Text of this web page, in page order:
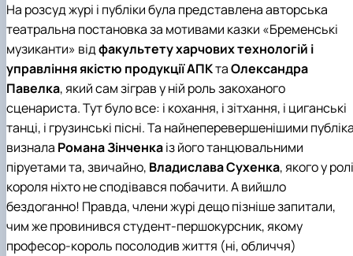
На розсуд журі і публіки була представлена авторська
театральна постановка за мотивами казки «Бременські
музиканти» відфакультету харчових технологій і
управління якістю продукції АПКтаОлександра
Павелка, який сам зіграв у ній роль закоханого
сценариста. Тут було все: і кохання, і зітхання, і циганські
танці, і грузинські пісні. Та найнеперевершенішими
визнала Романа Зінченкаіз його танцювальними
піруетами та, звичайно, Владислава Сухенка, якого у ролі
короля ніхто не сподівався побачити. А вийшло
бездоганно! Правда, члени журі дещо пізніше запитали,
чим же провинився студент-першокурсник, якому
професор-король посолодив життя (ні, обличчя)